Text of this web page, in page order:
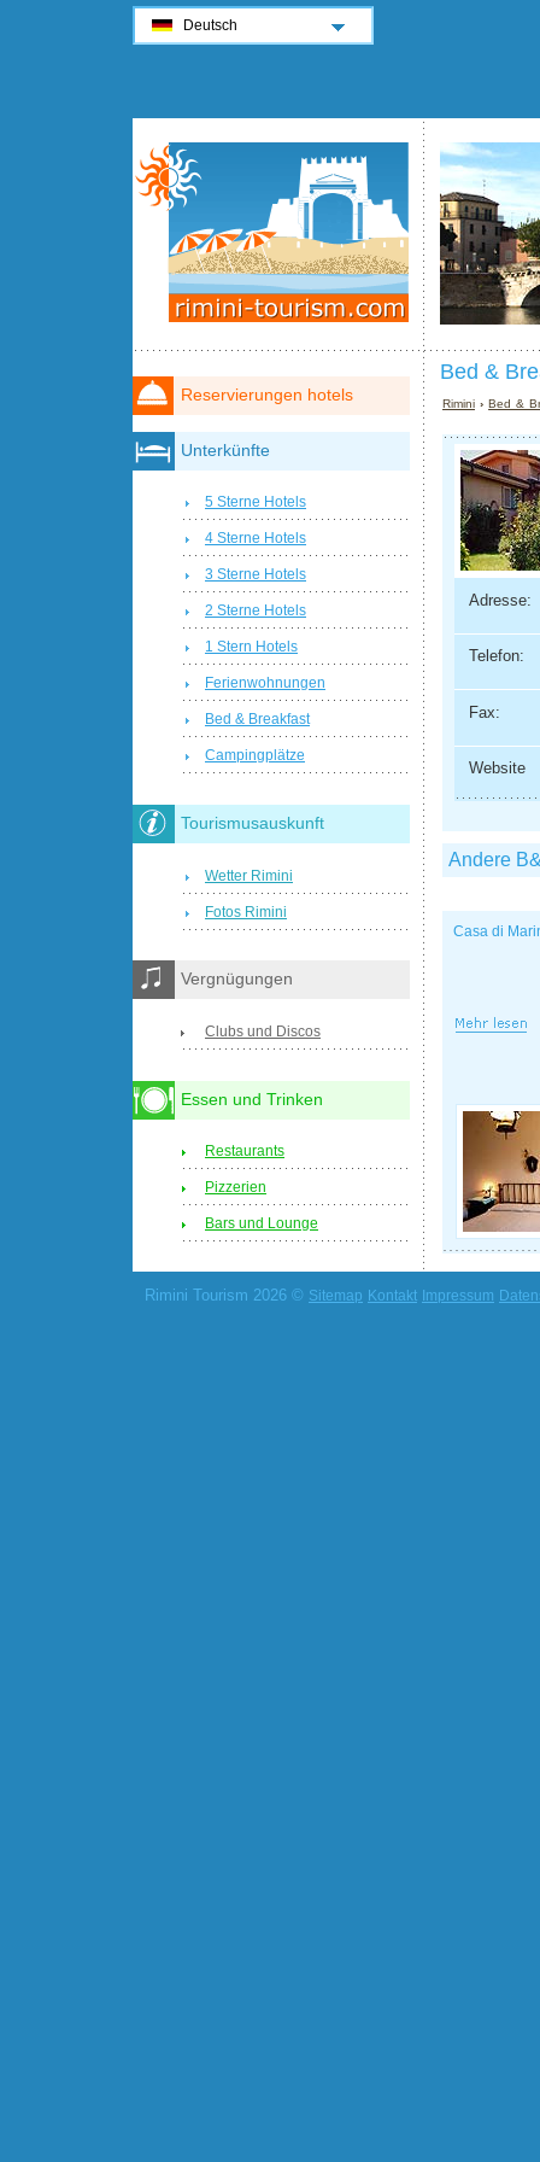
Bed &
Rimini ›Bed &
Adresse:
Telefon:
Fax:
Website
Andere
Casa di
Reservierungen hotels
Unterkünfte
5 Sterne Hotels
4 Sterne Hotels
3 Sterne Hotels
2 Sterne Hotels
1 Stern Hotels
Ferienwohnungen
Bed & Breakfast
Campingplätze
Tourismusauskunft
Wetter Rimini
Fotos Rimini
Vergnügungen
Clubs und Discos
Essen und Trinken
Restaurants
Pizzerien
Bars und Lounge
Rimini Tourism 2026 © Sitemap Kontakt Impressum
Deutsch